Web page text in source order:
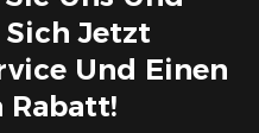
Sich Jetzt
Und Einen
Rabatt!